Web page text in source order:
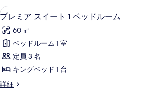
ベ
ッ
ド
台
の
す
ム
キ
グ
ベ
ド
の
プ
レ
ミ
ア
ス
イ
ー
1 室のベッド
10
プレミア スイート 1 ベッドルーム
60 ㎡
ベッドルーム 1 室
定員 3 名
キングベッド 1 台
詳細
プ